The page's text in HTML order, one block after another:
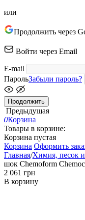
или
Продолжить через
Войти через Email
E-mail
ПарольЗабыли пароль?
Продолжить
Предыдущая
0Корзина
Товары в корзине:
Корзина пустая
Корзина Оформить
Главная/Химия, песок
шок Chemoform
‍2 061‍ грн
В корзину